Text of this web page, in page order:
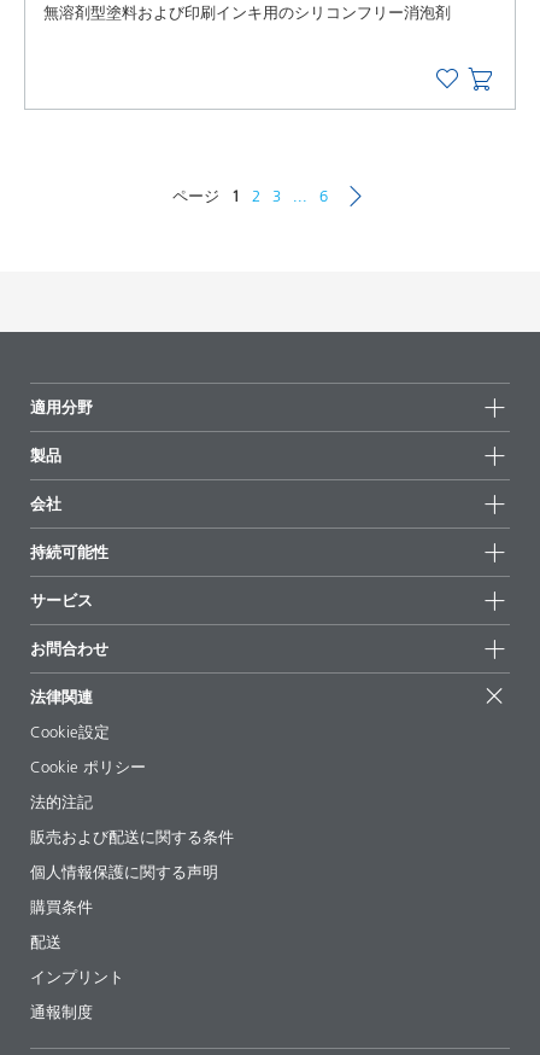
無溶剤型塗料および印刷インキ用のシリコンフリー消泡剤
ページ 1 2 3 6
適用分野
製品
全製品
ハイライト
会社
ニュース
拠点と販売代理店
展示会 & イベント
経営陣
持続可能性
持続可能な製品
サクセスストーリー
EcoVadis
証明書
サービス
配合の出発点
論文記事
ebooks(電子書籍)
法令情報
添加剤ガイドアプリ
ビデオ
ダウンロード
お問合わせ
法律関連
Cookie設定
Cookie ポリシー
法的注記
販売および配送に関する条件
個人情報保護に関する声明
購買条件
配送
インプリント
通報制度